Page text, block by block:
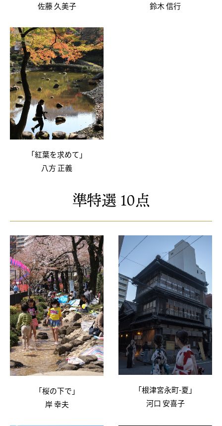
佐藤 久美子
鈴木 信行
「紅葉を求めて」
八方 正義
準特選 10点
「桜の下で」
岸 幸夫
「根津宮永町-夏」
河口 安喜子